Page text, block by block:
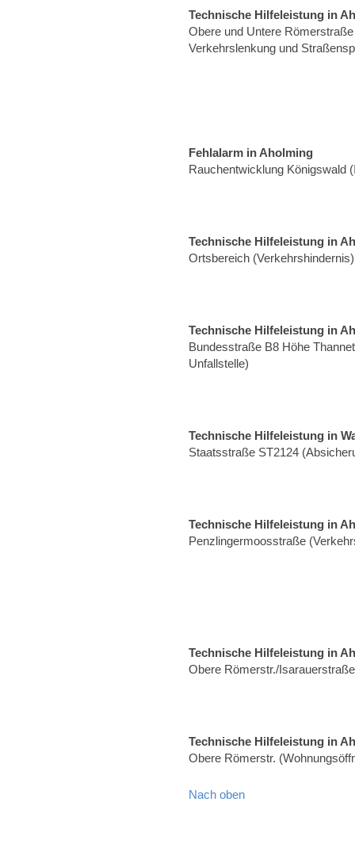
Technische Hilfeleistung in
Obere und Untere
Verkehrslenkung und
Fehlalarm in Aholming
Rauchentwicklung Königswald
Technische Hilfeleistung in
Ortsbereich (Verkehrshindernis)
Technische Hilfeleistung in
Bundesstraße B8 Höhe
Unfallstelle)
Technische Hilfeleistung in
Staatsstraße ST2124
Technische Hilfeleistung in
Penzlingermoosstraße
Technische Hilfeleistung in
Obere Römerstr./
Technische Hilfeleistung in
Obere Römerstr.
Nach oben